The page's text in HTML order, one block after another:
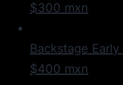
$300 mxn
Backstage Early
$400 mxn